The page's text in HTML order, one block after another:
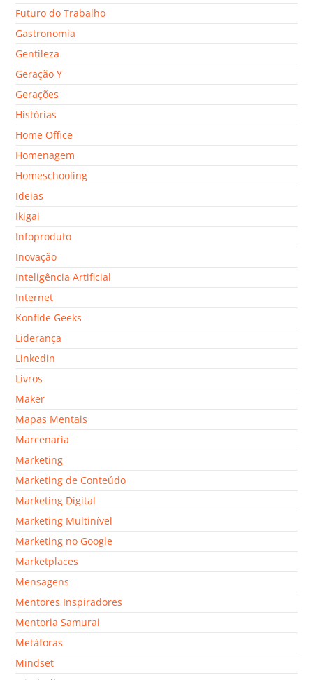
Futuro do Trabalho
Gastronomia
Gentileza
Geração Y
Gerações
Histórias
Home Office
Homenagem
Homeschooling
Ideias
Ikigai
Infoproduto
Inovação
Inteligência Artificial
Internet
Konfide Geeks
Liderança
Linkedin
Livros
Maker
Mapas Mentais
Marcenaria
Marketing
Marketing de Conteúdo
Marketing Digital
Marketing Multinível
Marketing no Google
Marketplaces
Mensagens
Mentores Inspiradores
Mentoria Samurai
Metáforas
Mindset